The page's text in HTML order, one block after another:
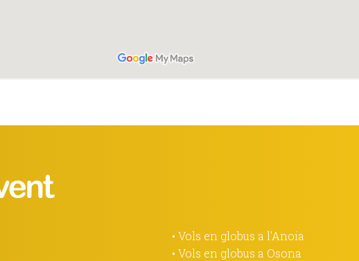
• Vols en globus a l'Anoia
• Vols en globus a Osona